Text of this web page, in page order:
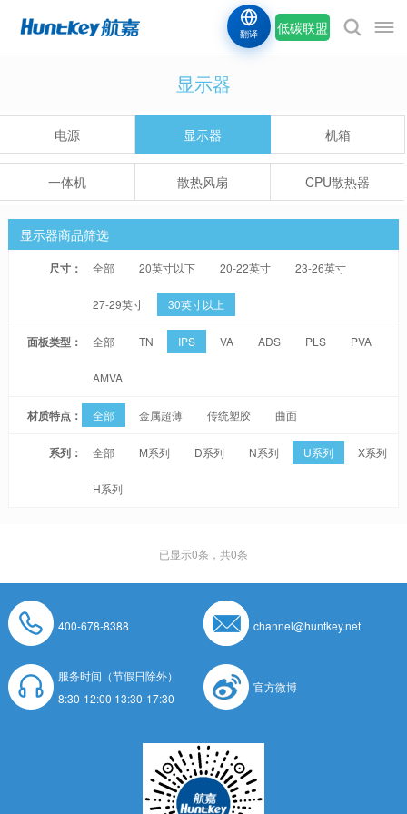
低碳联盟
翻译
显示器
电源 显示器 机箱
一体机 散热风扇 CPU散热器
显示器商品筛选
尺寸： 全部 20英寸以下 20-22英寸 23-26英寸
27-29英寸 30英寸以上
面板类型： 全部 TN IPS VA ADS PLS PVA
AMVA
材质特点： 全部 金属超薄 传统塑胶 曲面
系列： 全部 M系列 D系列 N系列 U系列 X系列
H系列
已显示0条，共0条
400-678-8388 channel@huntkey.net
服务时间（节假日除外）
8:30-12:00 13:30-17:30
官方微博